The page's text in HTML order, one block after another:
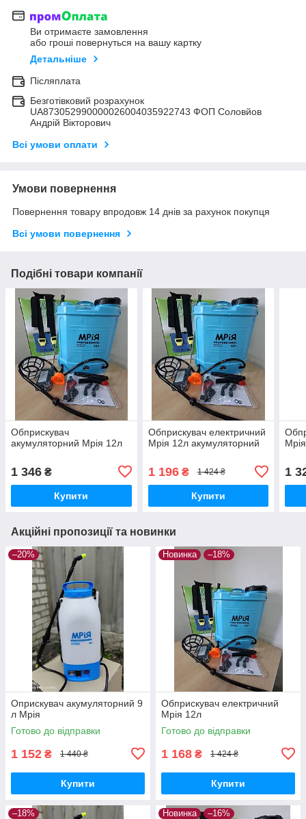
Ви отримаєте замовлення
або гроші повернуться на вашу картку
Детальніше
Післяплата
Безготівковий розрахунок
UA873052990000026004035922743 ФОП Соловйов
Андрій Вікторович
Всі умови оплати
Умови повернення
Повернення товару впродовж 14 днів за рахунок покупця
Всі умови повернення
Подібні товари компанії
Обприскувач
акумуляторний Мрія 12л
1 346 ₴
Купити
Обприскувач електричний
Мрія 12л акумуляторний
1 196₴ 1 424 ₴
Купити
1
Акційні пропозиції та новинки
–20%
Оприскувач акумуляторний 9
л Мрія
Готово до відправки
1 152 ₴ 1 440 ₴
Купити
Новинка –18%
Обприскувач електричний
Мрія 12л
Готово до відправки
1 168 ₴ 1 424 ₴
Купити
–18% Новинка –16%